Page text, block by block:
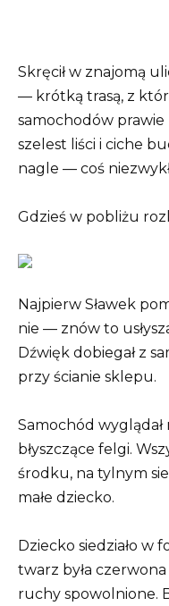
Skręcił w znajomą
— krótką trasą, z
samochodów prawie
szelest liści i ciche
nagle — coś
Gdzieś w pobliżu
Najpierw Sławek
nie — znów to
Dźwięk dobiegał z
przy ścianie sklepu.
Samochód wyglądał
błyszczące felgi.
środku, na tylnym
małe dziecko.
Dziecko siedziało w
twarz była
ruchy spowolnione.